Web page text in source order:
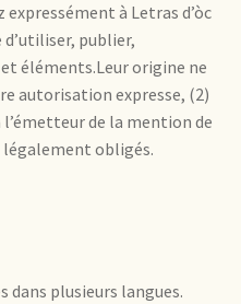
à Letras d’òc
publier,
éléments.Leur origine ne
autorisation expresse, (2)
de la mention de
légalement obligés.
dans plusieurs langues.